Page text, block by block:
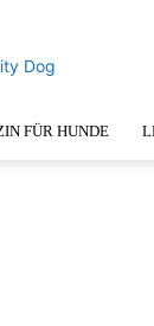
Dog
FÜR HUNDE